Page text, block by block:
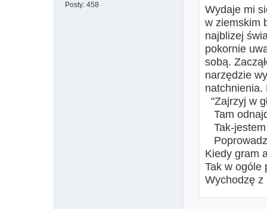
Posty: 458
Wydaje mi
w ziemskim
najblizej
pokornie
sobą.
narzędzie
natchnienia.
"Zajrzyj w
Tam
Tak-
Kiedy gram
Tak w ogóle
Wychodzę z